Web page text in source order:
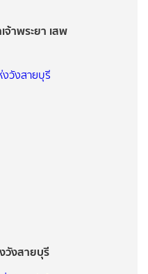
จ้าพระยา เสพ
วังสายบุรี